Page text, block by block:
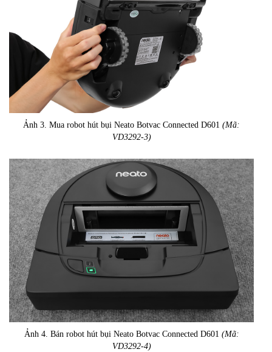
Ảnh 3. Mua robot hút bụi Neato Botvac Connected D601 (Mã:
VD3292-3)
Ảnh 4. Bán robot hút bụi Neato Botvac Connected D601 (Mã:
VD3292-4)